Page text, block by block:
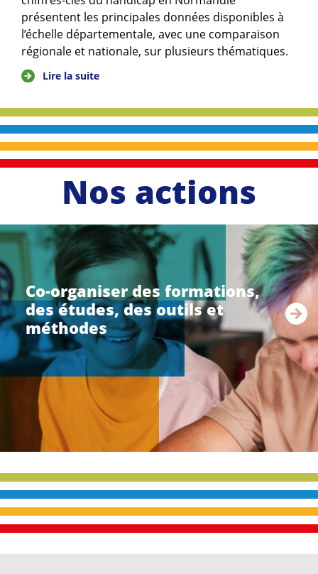
présentent les principales données disponibles à
l’échelle départementale, avec une comparaison
régionale et nationale, sur plusieurs thématiques.
Lire la suite
Nos actions
Co-organiser des formations,
des études, des outils et
méthodes
li
r
e
a
u
i
t
e